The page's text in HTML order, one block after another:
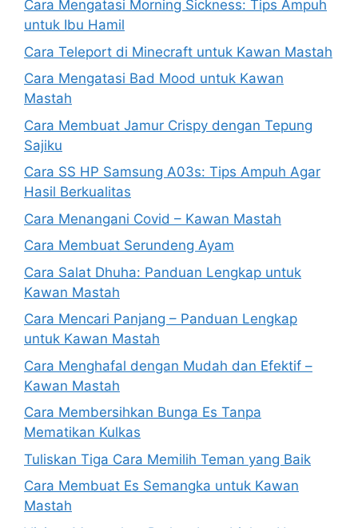
Cara Mengatasi Morning Sickness: Tips Ampuh
untuk Ibu Hamil
Cara Teleport di Minecraft untuk Kawan Mastah
Cara Mengatasi Bad Mood untuk Kawan
Mastah
Cara Membuat Jamur Crispy dengan Tepung
Sajiku
Cara SS HP Samsung A03s: Tips Ampuh Agar
Hasil Berkualitas
Cara Menangani Covid – Kawan Mastah
Cara Membuat Serundeng Ayam
Cara Salat Dhuha: Panduan Lengkap untuk
Kawan Mastah
Cara Mencari Panjang – Panduan Lengkap
untuk Kawan Mastah
Cara Menghafal dengan Mudah dan Efektif –
Kawan Mastah
Cara Membersihkan Bunga Es Tanpa
Mematikan Kulkas
Tuliskan Tiga Cara Memilih Teman yang Baik
Cara Membuat Es Semangka untuk Kawan
Mastah